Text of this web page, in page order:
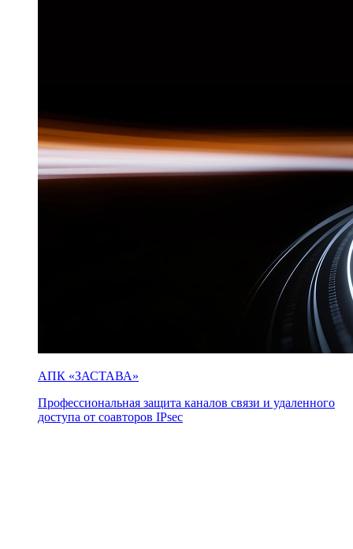
АПК «ЗАСТАВА»
Профессиональная защита каналов связи и удаленного
доступа от соавторов IPsec